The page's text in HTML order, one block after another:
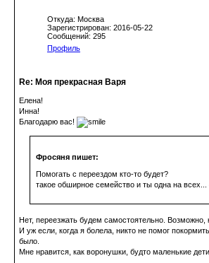
Откуда: Москва
Зарегистрирован: 2016-05-22
Сообщений: 295
Профиль
Re: Моя прекрасная Варя
Елена!
Инна!
Благодарю вас!
Фросяня пишет:
Помогать с переездом кто-то будет?
такое обширное семейство и ты одна на всех...
Нет, переезжать будем самостоятельно.
И уж если, когда я болела, никто не помог
было.
Мне нравится, как воронушки, будто маленькие